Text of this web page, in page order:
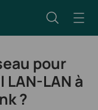
pour
LAN à
?